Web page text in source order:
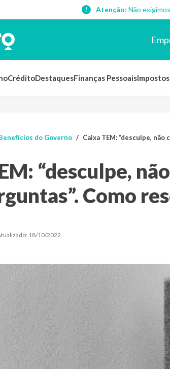
Atenção: Não
CréditoDestaquesFinanças PessoaisImpostos
do Governo Caixa TEM: “desculpe, não
“desculpe,
Como
18/10/2022